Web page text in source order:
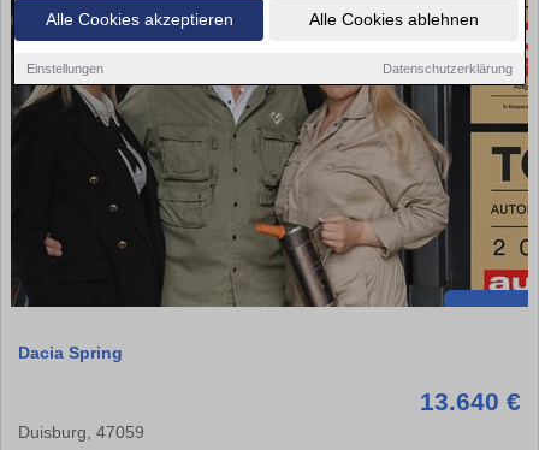
Alle Cookies akzeptieren Alle Cookies ablehnen
Einstellungen Datenschutzerklärung
Dacia Spring
13.640 €
Duisburg, 47059